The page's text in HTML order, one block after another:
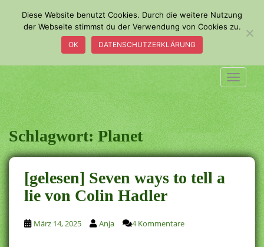
a
i
n
c
o
n
t
e
n
t
Schlagwort:Planet
[gelesen] Seven ways to tell a
lie von Colin Hadler
März 14, 2025 Anja 4 Kommentare
Diese Website benutzt Cookies. Durch die weitere Nutzung
der Webseite stimmst du der Verwendung von Cookies zu.
OK DATENSCHUTZERKLÄRUNG